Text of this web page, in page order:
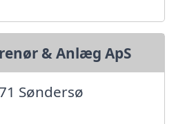
& Anlæg ApS
Søndersø